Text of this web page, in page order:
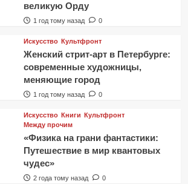
великую Орду
1 год тому назад 0
Искусство Культфронт
Женский стрит-арт в Петербурге:
современные художницы,
меняющие город
1 год тому назад 0
Искусство Книги Культфронт
Между прочим
«Физика на грани фантастики:
Путешествие в мир квантовых
чудес»
2 года тому назад 0